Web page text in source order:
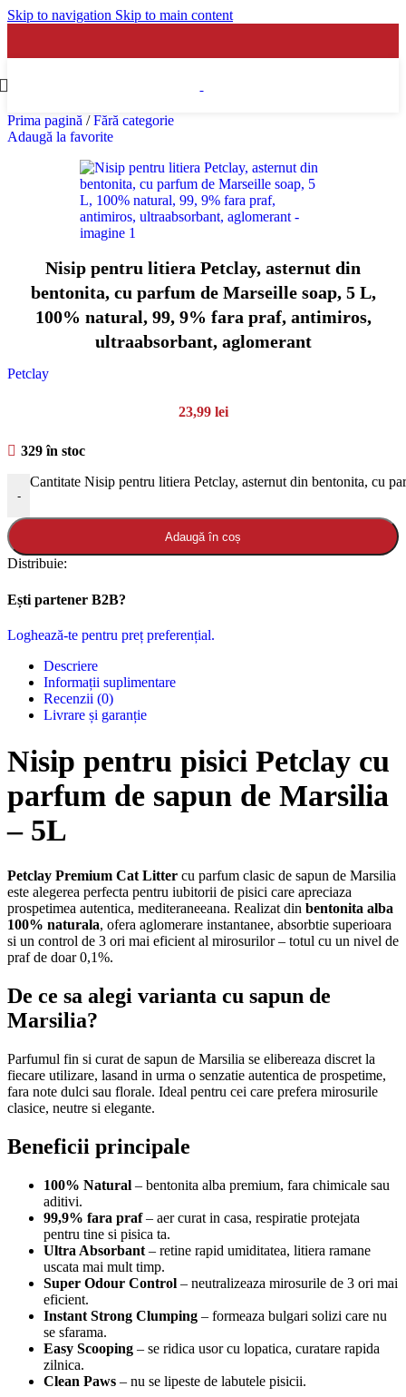
Skip to navigation Skip to main content
Prima pagină / Fără categorie
Adaugă la favorite
Nisip pentru litiera Petclay, asternut din
bentonita, cu parfum de Marseille soap, 5 L,
100% natural, 99, 9% fara praf, antimiros,
ultraabsorbant, aglomerant
Petclay
23,99 lei
329 în stoc
-
Cantitate Nisip pentru litiera Petclay, asternut din bentonita, cu
Adaugă în coș
Distribuie:
Ești partener B2B?
Loghează-te pentru preț preferențial.
Descriere
Informații suplimentare
Recenzii (0)
Livrare și garanție
Nisip pentru pisici Petclay cu
parfum de sapun de Marsilia
– 5L
Petclay Premium Cat Litter cu parfum clasic de sapun de Marsilia
este alegerea perfecta pentru iubitorii de pisici care apreciaza
prospetimea autentica, mediteraneeana. Realizat din bentonita alba
100% naturala, ofera aglomerare instantanee, absorbtie superioara
si un control de 3 ori mai eficient al mirosurilor – totul cu un nivel de
praf de doar 0,1%.
De ce sa alegi varianta cu sapun de
Marsilia?
Parfumul fin si curat de sapun de Marsilia se elibereaza discret la
fiecare utilizare, lasand in urma o senzatie autentica de prospetime,
fara note dulci sau florale. Ideal pentru cei care prefera mirosurile
clasice, neutre si elegante.
Beneficii principale
100% Natural – bentonita alba premium, fara chimicale sau
aditivi.
99,9% fara praf– aer curat in casa, respiratie protejata
pentru tine si pisica ta.
Ultra Absorbant – retine rapid umiditatea, litiera ramane
uscata mai mult timp.
Super Odour Control – neutralizeaza mirosurile de 3 ori mai
eficient.
Instant Strong Clumping – formeaza bulgari solizi care nu
se sfarama.
Easy Scooping – se ridica usor cu lopatica, curatare rapida
zilnica.
Clean Paws – nu se lipeste de labutele pisicii.